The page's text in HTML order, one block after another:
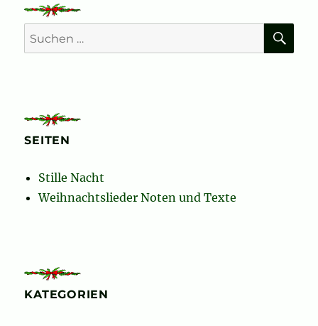
Beiträge
E
Suchen
nach:
SEITEN
Stille Nacht
Weihnachtslieder Noten und Texte
KATEGORIEN